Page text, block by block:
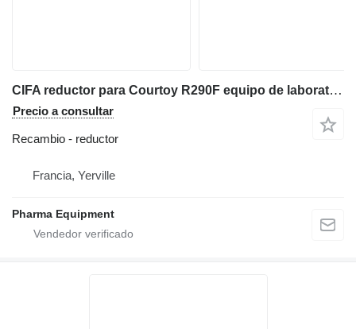
CIFA reductor para Courtoy R290F equipo de laboratorio
Precio a consultar
Recambio - reductor
Francia, Yerville
Pharma Equipment